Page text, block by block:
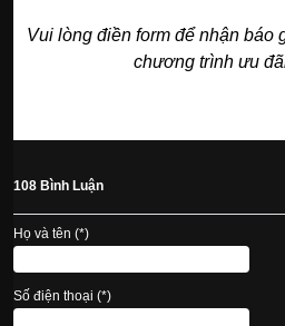
Vui lòng điền form để nhận báo
chương trình ưu
108 Bình Luận
Họ và tên (*)
Số điện thoại (*)